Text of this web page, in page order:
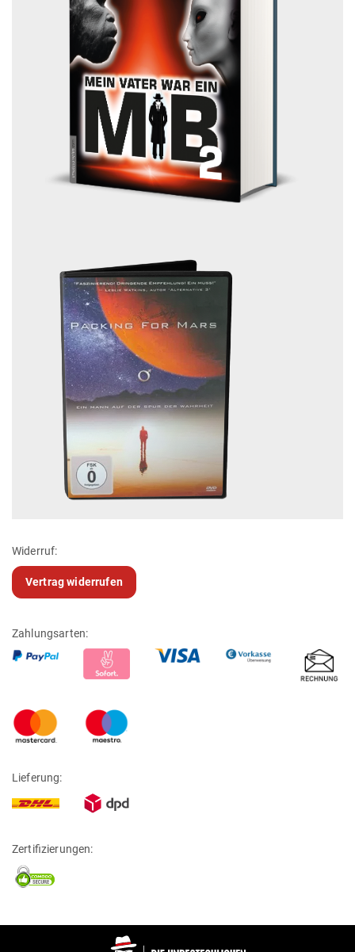
Widerruf:
Vertrag widerrufen
Zahlungsarten:
Lieferung:
Zertifizierungen: